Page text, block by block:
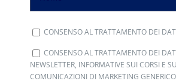
CONSENSO AL TRATTAMENTO DEI
CONSENSO AL TRATTAMENTO DEI
NEWSLETTER, INFORMATIVE SUI CORSI E
COMUNICAZIONI DI MARKETING